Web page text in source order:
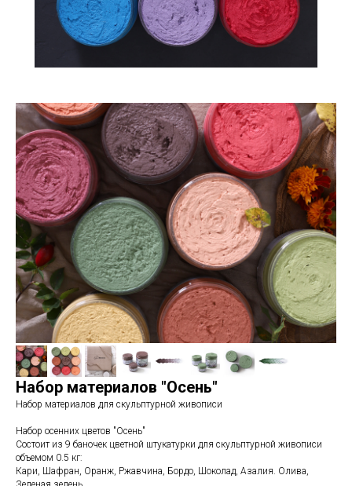
Набор материалов "Осень"
Набор материалов для скульптурной живописи
Набор осенних цветов "Осень"
Состоит из 9 баночек цветной штукатурки для скульптурной живописи
объемом 0.5 кг:
Кари, Шафран, Оранж, Ржавчина, Бордо, Шоколад, Азалия. Олива,